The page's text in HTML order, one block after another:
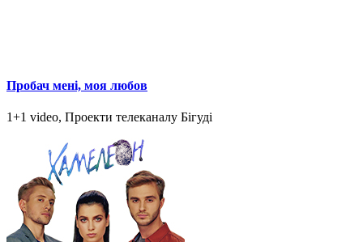
Пробач мені, моя любов
1+1 video, Проекти телеканалу Бігуді